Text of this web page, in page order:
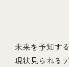
未来を予知す
現状見られる